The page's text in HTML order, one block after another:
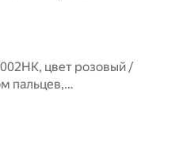
цвет розовый /
пальцев,
/ копилка для денег